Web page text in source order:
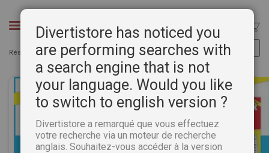
Chercher
Résultats :Articles65 - sur 92
Divertistore has noticed you
are performing searches with
a search engine that is not
your language. Would you like
to switch to english version ?
Divertistore a remarqué que vous effectuez
votre recherche via un moteur de recherche
anglais. Souhaitez-vous accéder à la version